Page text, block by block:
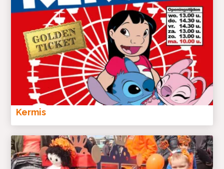
Kermis